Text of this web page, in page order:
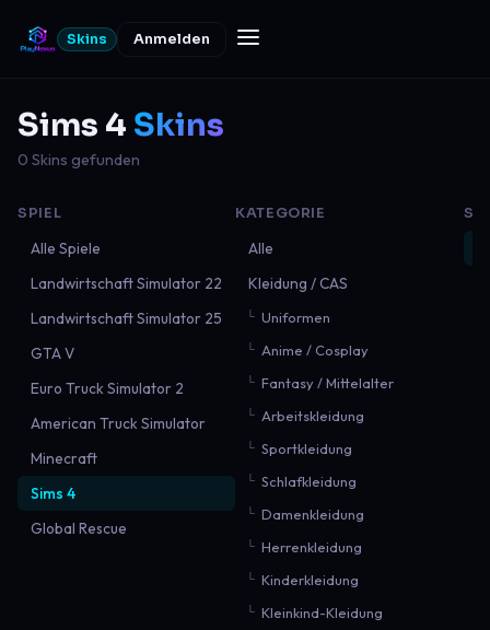
Skins Anmelden
Sims 4 Skins
0 Skins gefunden
SPIEL
Alle Spiele
Landwirtschaft Simulator 22
Landwirtschaft Simulator 25
GTA V
Euro Truck Simulator 2
American Truck Simulator
Minecraft
Sims 4
Global Rescue
KATEGORIE
Alle
Kleidung / CAS
Uniformen
Anime / Cosplay
Fantasy / Mittelalter
Arbeitskleidung
Sportkleidung
Schlafkleidung
Damenkleidung
Herrenkleidung
Kinderkleidung
Kleinkind-Kleidung